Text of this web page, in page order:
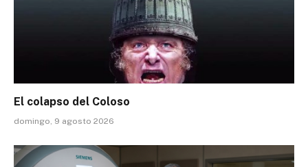
El colapso del Coloso
domingo, 9 agosto 2026